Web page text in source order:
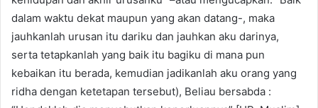
dalam waktu dekat maupun yang akan datang-, maka
jauhkanlah urusan itu dariku dan jauhkan aku darinya,
serta tetapkanlah yang baik itu bagiku di mana pun
kebaikan itu berada, kemudian jadikanlah aku orang yang
ridha dengan ketetapan tersebut), Beliau bersabda :